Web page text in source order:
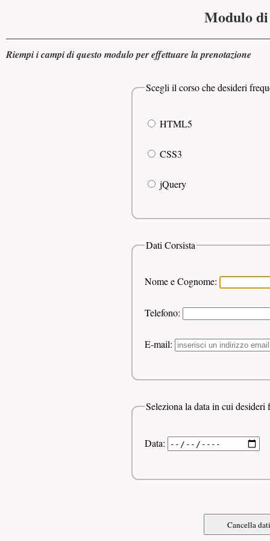
Modulo
Riempi i campi di questo modulo per effettuare la prenotazione
Scegli il corso che desideri
HTML5
CSS3
jQuery
Dati Corsista
Nome e Cognome:
Telefono:
E-mail:
Seleziona la data in cui desideri
Data: